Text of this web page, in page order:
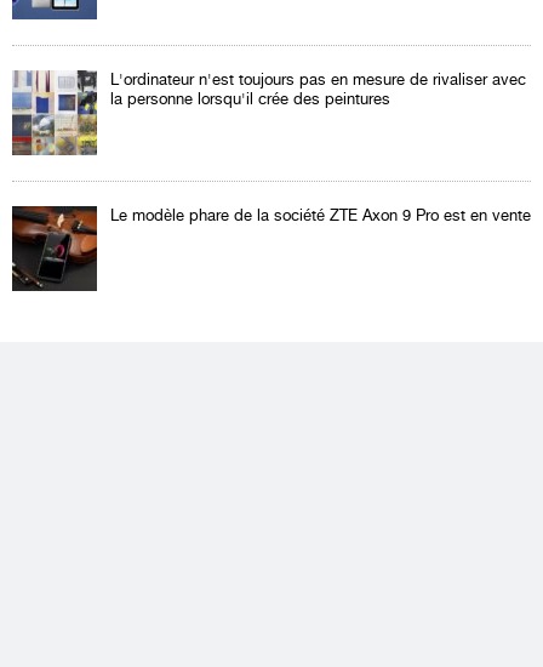
L'ordinateur n'est toujours pas en mesure de rivaliser avec
la personne lorsqu'il crée des peintures
Le modèle phare de la société ZTE Axon 9 Pro est en vente